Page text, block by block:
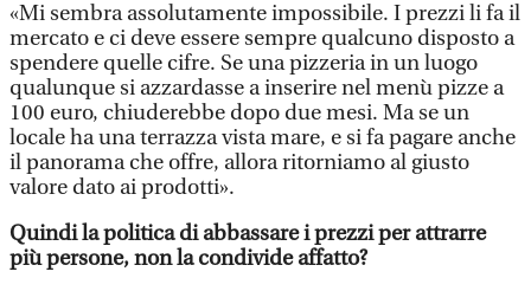
«Mi sembra assolutamente impossibile. I prezzi li fa il
mercato e ci deve essere sempre qualcuno disposto a
spendere quelle cifre. Se una pizzeria in un luogo
qualunque si azzardasse a inserire nel menù pizze a
100 euro, chiuderebbe dopo due mesi. Ma se un
locale ha una terrazza vista mare, e si fa pagare anche
il panorama che offre, allora ritorniamo al giusto
valore dato ai prodotti».
Quindi la politica di abbassare i prezzi per attrarre
più persone, non la condivide affatto?